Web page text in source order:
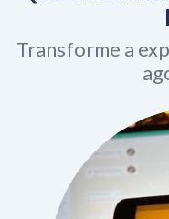
Transforme a